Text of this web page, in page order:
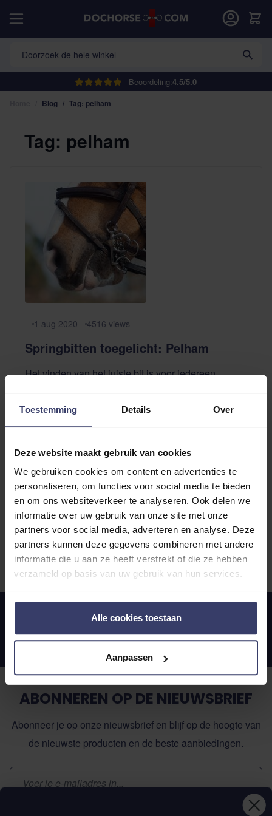
Toestemming Details Over
Deze website maakt gebruik van cookies
We gebruiken cookies om content en advertenties te
personaliseren, om functies voor social media te bieden
en om ons websiteverkeer te analyseren. Ook delen we
informatie over uw gebruik van onze site met onze
partners voor social media, adverteren en analyse. Deze
partners kunnen deze gegevens combineren met andere
informatie die u aan ze heeft verstrekt of die ze hebben
verzameld op basis van uw gebruik van hun services.
Alle cookies toestaan
Aanpassen
Beoordeling:4.5/5.0
Doorzoek de hele winkel
Cart
Blog / Tag: pelham
Tag: pelham
1 aug 2020 4516 views
Springbitten toegelicht: Pelham
Het vinden van het juiste bit is voor iedereen
de mogelijkheden en wensen van een goed bit.
Voor jonge paarden zijn er de basis- en
opleidingsbitten, maar naarmate je verder komt kan
het fijn zijn wanneer een bit jou en je paard extra
ondersteunt. In ...
Lees verder...
1 product
Waardering: 4.5/5.0
Persoonlijk advies van onze specialisten
ABONNEREN OP DE NIEUWSBRIEF
Abonneer je op onze nieuwsbrief en blijf op de hoogte van
de nieuwste producten en de beste aanbiedingen.
E-mailadres